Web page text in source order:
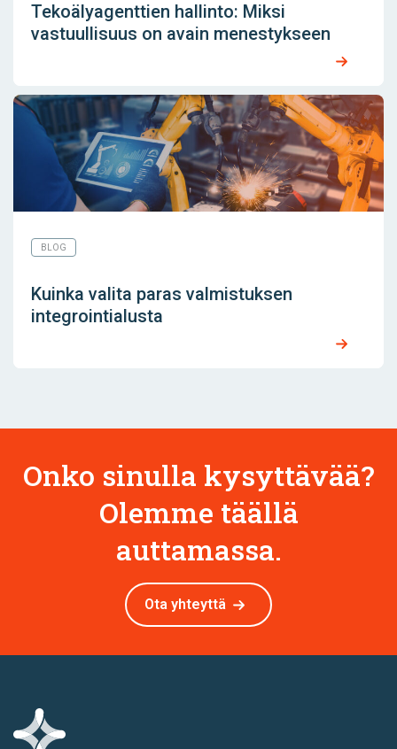
Tekoälyagenttien hallinto: Miksi
vastuullisuus on avain menestykseen
BLOG
Kuinka valita paras valmistuksen
integrointialusta
Onko sinulla kysyttävää?
Olemme täällä
auttamassa.
Ota yhteyttä